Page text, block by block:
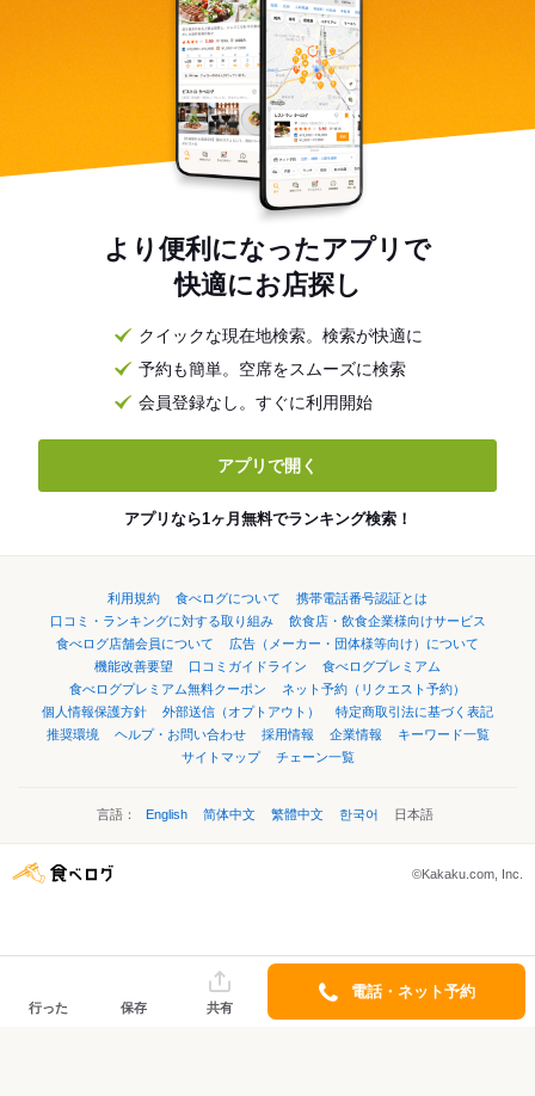
より便利になったアプリで
快適にお店探し
クイックな現在地検索。検索が快適に
予約も簡単。空席をスムーズに検索
会員登録なし。すぐに利用開始
アプリで開く
アプリなら1ヶ月無料でランキング検索！
利用規約 食べログについて
携帯電話番号認証とは
口コミ・ランキングに対する取り組み
飲食店・飲食企業様向けサービス
食べログ店舗会員について
広告（メーカー・団体様等向け）について
機能改善要望
口コミガイドライン
食べログプレミアム
食べログプレミアム無料クーポン
ネット予約（リクエスト予約）
個人情報保護方針
外部送信（オプトアウト）
特定商取引法に基づく表記
推奨環境
ヘルプ・お問い合わせ 採用情報 企業情報
キーワード一覧
サイトマップ
チェーン一覧
言語： English 简体中文 繁體中文 한국어 日本語
©Kakaku.com, Inc.
行った 保存 共有
電話・ネット予約